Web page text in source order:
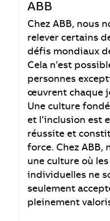
ABB
Chez ABB, nous
relever certains
défis mondiaux
Cela n’est
personnes
œuvrent chaque
Une culture
et l’inclusion est
réussite et
force. Chez ABB,
une culture où
individuelles ne
seulement
pleinement